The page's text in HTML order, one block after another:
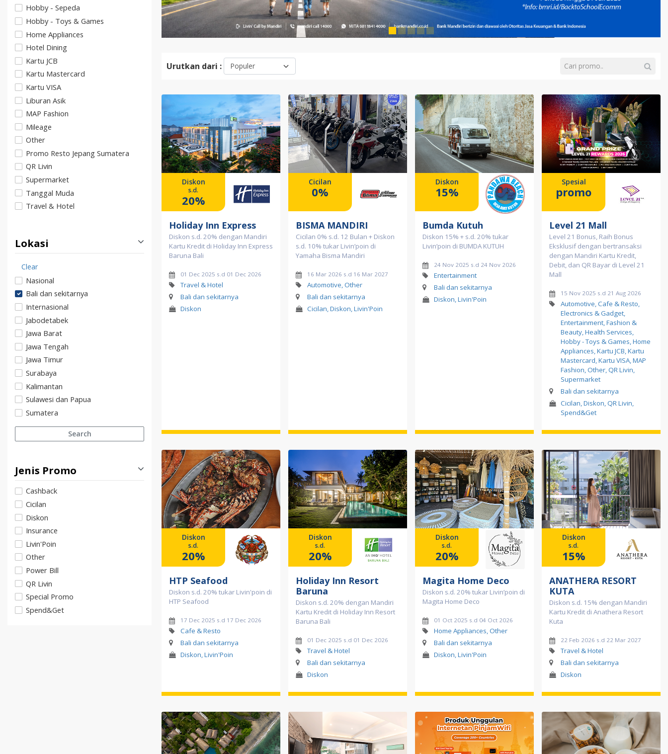
Hobby - Sepeda
Hobby - Toys & Games
Home Appliances
Hotel Dining
Kartu JCB
Kartu Mastercard
Kartu VISA
Liburan Asik
MAP Fashion
Mileage
Other
Promo Resto Jepang Sumatera
QR Livin
Supermarket
Tanggal Muda
Travel & Hotel
Lokasi
Clear
Nasional
Bali dan sekitarnya
Internasional
Jabodetabek
Jawa Barat
Jawa Tengah
Jawa Timur
Surabaya
Kalimantan
Sulawesi dan Papua
Sumatera
Search
Jenis Promo
Cashback
Cicilan
Diskon
Insurance
Livin'Poin
Other
Power Bill
QR Livin
Special Promo
Spend&Get
Urutkan dari :
Diskon
s.d.
20%
Holiday Inn Express
Diskon s.d. 20% dengan Mandiri
Kartu Kredit di Holiday Inn Express
Baruna Bali
01 Dec 2025 s.d 01 Dec 2026
Travel & Hotel
Bali dan sekitarnya
Diskon
Cicilan
0%
BISMA MANDIRI
Cicilan 0% s.d. 12 Bulan + Diskon
s.d. 10% tukar Livin’poin di
Yamaha Bisma Mandiri
16 Mar 2026 s.d 16 Mar 2027
Automotive, Other
Bali dan sekitarnya
Cicilan, Diskon, Livin'Poin
Diskon
15%
Bumda Kutuh
Diskon 15% + s.d. 20% tukar
Livin’poin di BUMDA KUTUH
24 Nov 2025 s.d 24 Nov 2026
Entertainment
Bali dan sekitarnya
Diskon, Livin'Poin
Spesial
promo
Level 21 Mall
Level 21 Bonus, Raih Bonus
Eksklusif dengan bertransaksi
dengan Mandiri Kartu Kredit,
Debit, dan QR Bayar di Level 21
Mall
15 Nov 2025 s.d 21 Aug 2026
Automotive, Cafe & Resto,
Electronics & Gadget,
Entertainment, Fashion &
Beauty, Health Services,
Hobby - Toys & Games, Home
Appliances, Kartu JCB, Kartu
Mastercard, Kartu VISA, MAP
Fashion, Other, QR Livin,
Supermarket
Bali dan sekitarnya
Cicilan, Diskon, QR Livin,
Spend&Get
Diskon
s.d.
20%
HTP Seafood
Diskon s.d. 20% tukar Livin'poin di
HTP Seafood
17 Dec 2025 s.d 17 Dec 2026
Cafe & Resto
Bali dan sekitarnya
Diskon, Livin'Poin
Diskon
s.d.
20%
Holiday Inn Resort
Baruna
Diskon s.d. 20% dengan Mandiri
Kartu Kredit di Holiday Inn Resort
Baruna Bali
01 Dec 2025 s.d 01 Dec 2026
Travel & Hotel
Bali dan sekitarnya
Diskon
Diskon
s.d.
20%
Magita Home Deco
Diskon s.d. 20% tukar Livin’poin di
Magita Home Deco
01 Oct 2025 s.d 04 Oct 2026
Home Appliances, Other
Bali dan sekitarnya
Diskon, Livin'Poin
Diskon
s.d.
15%
ANATHERA RESORT
KUTA
Diskon s.d. 15% dengan Mandiri
Kartu Kredit di Anathera Resort
Kuta
22 Feb 2026 s.d 22 Mar 2027
Travel & Hotel
Bali dan sekitarnya
Diskon